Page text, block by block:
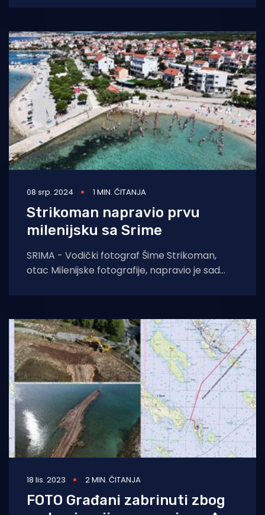
nametljivo ponašanje počinjeno
08 srp. 2024 1 MIN. ČITANJA
Strikoman napravio prvu
milenijsku sa Srime
SRIMA - Vodički fotograf Šime Strikoman,
otac Milenijske fotografije, napravio je sad
896
18 lis. 2023 2 MIN. ČITANJA
FOTO Građani zabrinuti zbog